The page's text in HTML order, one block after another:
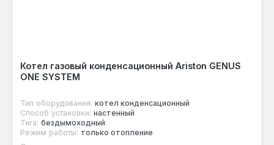
Котел газовый конденсационный Ariston GENUS
ONE SYSTEM
Тип оборудования: котел конденсационный
Способ установки: настенный
Тяга: бездымоходный
Режим работы: только отопление